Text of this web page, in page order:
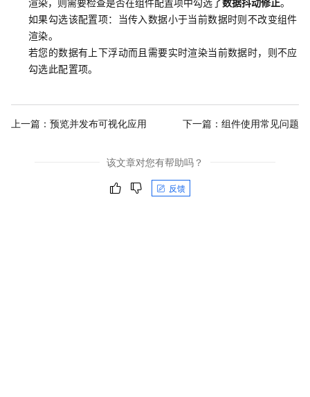
如果勾选该配置项：当传入数据小于当前数据时则不改变组件
渲染。
若您的数据有上下浮动而且需要实时渲染当前数据时，则不应
勾选此配置项。
上一篇： 预览并发布可视化应用 下一篇： 组件使用常见问题
该文章对您有帮助吗？
反馈